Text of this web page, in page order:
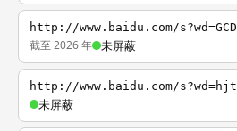
http://www.baidu.com/s?wd=GCD
截至 2026 年 未屏蔽
http://www.baidu.com/s?wd=hjt
未屏蔽